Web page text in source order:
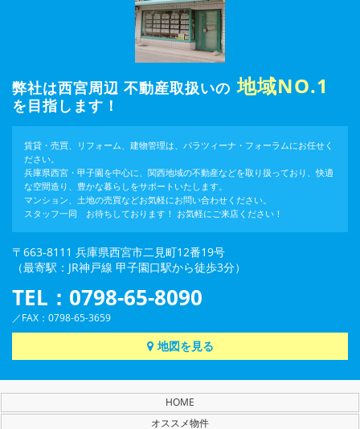
弊社は西宮周辺 不動産取扱いの 地域NO.1
を目指します！
賃貸・売買、リフォーム、建物管理は、パラツィーナ・フォーラムにお任せく
ださい。
兵庫県西宮・甲子園を中心に、関西地域の不動産などを取り扱っており、快適
な空間造り、豊かな暮らしをサポートいたします。
マンション、土地の売買などお気軽にお問い合わせください。
スタッフ一同 お待ちしております！ お気軽にご来店ください！
〒663-8111 兵庫県西宮市二見町12番19号
（最寄駅：JR神戸線 甲子園口駅から徒歩3分）
TEL：0798-65-8090
／FAX：0798-65-3659
地図を見る
HOME
オススメ物件